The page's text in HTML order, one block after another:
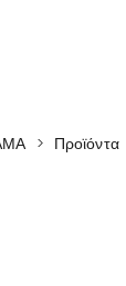
> Προϊόντα